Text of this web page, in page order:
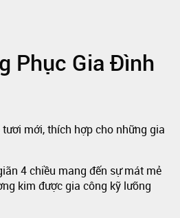
Phục Gia Đình
mới, thích hợp cho những gia
4 chiều mang đến sự mát mẻ
kim được gia công kỹ lưỡng